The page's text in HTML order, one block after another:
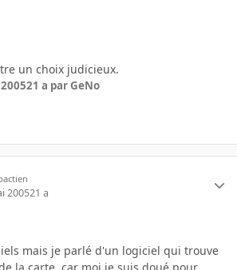
un choix judicieux.
21 a par GeNo
200521 a
mais je parlé d'un logiciel qui trouve